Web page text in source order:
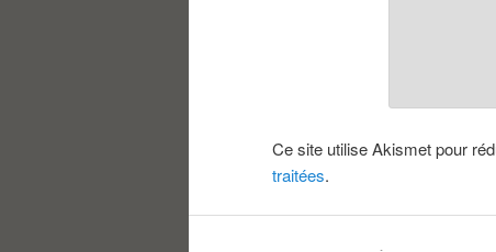
Ce site utilise Akismet pour
traitées.